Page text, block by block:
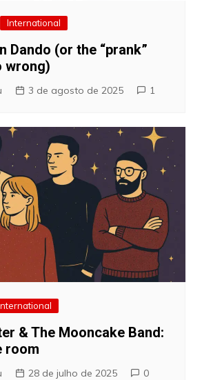
International
Dando (or the “prank”
wrong)
3 de agosto de 2025 1
& The Mooncake Band:
room
28 de julho de 2025 0